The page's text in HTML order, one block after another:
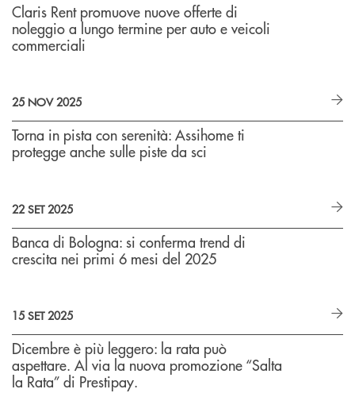
Claris Rent promuove nuove offerte di
noleggio a lungo termine per auto e veicoli
commerciali
25 NOV 2025
Torna in pista con serenità: Assihome ti
protegge anche sulle piste da sci
22 SET 2025
Banca di Bologna: si conferma trend di
crescita nei primi 6 mesi del 2025
15 SET 2025
Dicembre è più leggero: la rata può
aspettare. Al via la nuova promozione “Salta
la Rata” di Prestipay.